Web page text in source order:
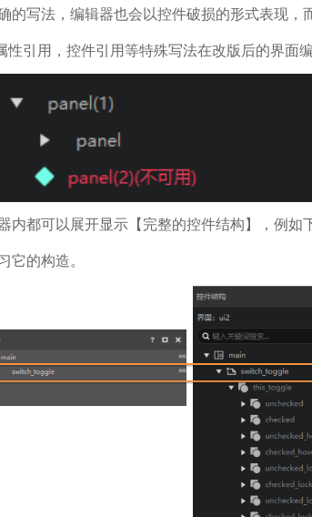
的写法，编辑器也会以控件破损的形式表现，
性引用，控件引用等特殊写法在改版后的界面
内都可以展开显示【完整的控件结构】，例如
它的构造。